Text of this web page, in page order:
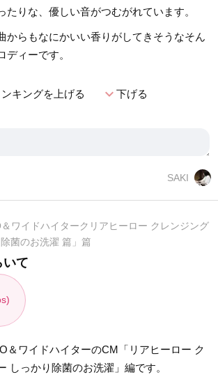
たりな、優しい音がつむがれています。
からもなにかいい香りがしてきそうなそん
ディーです。
キングを上げる expand_more下げる
SAKI
ワイドハイタークリアヒーロー クレンジング
菌のお洗濯 篇」篇
いて
＆ワイドハイターのCM「リアヒーロー ク
しっかり除菌のお洗濯」編です。